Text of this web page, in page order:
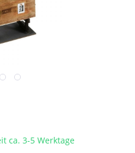
ca. 3-5 Werktage